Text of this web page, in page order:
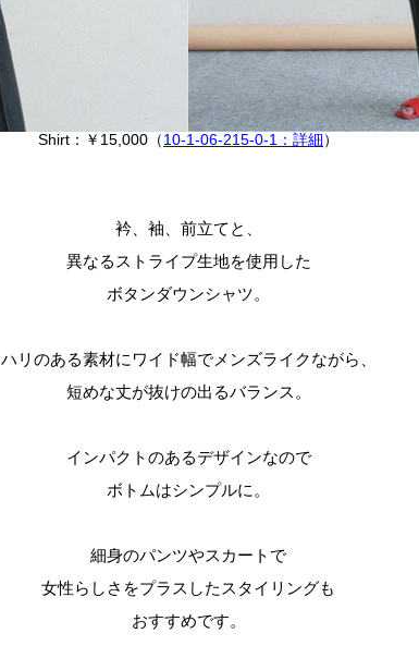
Shirt：￥15,000（10-1-06-215-0-1：詳細）
衿、袖、前立てと、
異なるストライプ生地を使用した
ボタンダウンシャツ。
ハリのある素材にワイド幅でメンズライクながら、
短めな丈が抜けの出るバランス。
インパクトのあるデザインなので
ボトムはシンプルに。
細身のパンツやスカートで
女性らしさをプラスしたスタイリングも
おすすめです。